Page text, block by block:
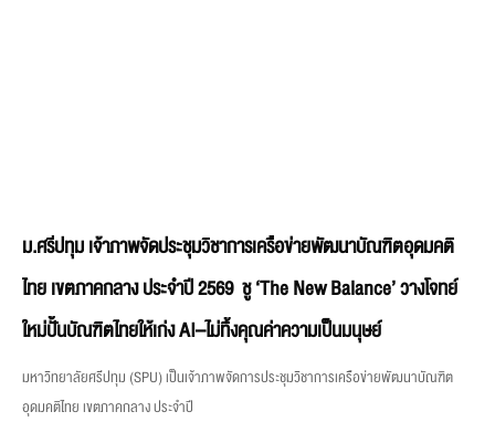
ม.ศรีปทุม เจ้าภาพจัดประชุมวิชาการเครือข่ายพัฒนาบัณฑิตอุดมคติ
ไทย เขตภาคกลาง ประจำปี 2569 ชู ‘The New Balance’ วางโจทย์
ใหม่ปั้นบัณฑิตไทยให้เก่ง AI–ไม่ทิ้งคุณค่าความเป็นมนุษย์
มหาวิทยาลัยศรีปทุม (SPU) เป็นเจ้าภาพจัดการประชุมวิชาการเครือข่ายพัฒนาบัณฑิต
อุดมคติไทย เขตภาคกลาง ประจำปี